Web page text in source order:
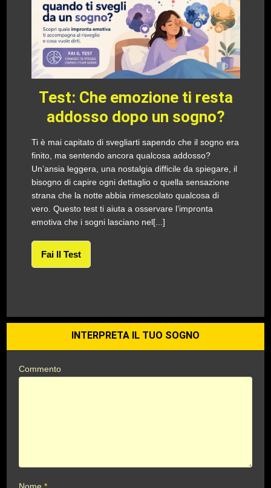
Test: Che emozione ti resta
addosso dopo un sogno?
Ti è mai capitato di svegliarti sapendo che il sogno era
finito, ma sentendo ancora qualcosa addosso?
Un’ansia leggera, una nostalgia difficile da spiegare, il
bisogno di capire ogni dettaglio o quella sensazione
strana che la notte abbia rimescolato qualcosa di
vero. Questo test ti aiuta a osservare l’impronta
emotiva che i sogni lasciano nel[...]
Fai Il Test
INTERPRETA IL TUO SOGNO
Commento